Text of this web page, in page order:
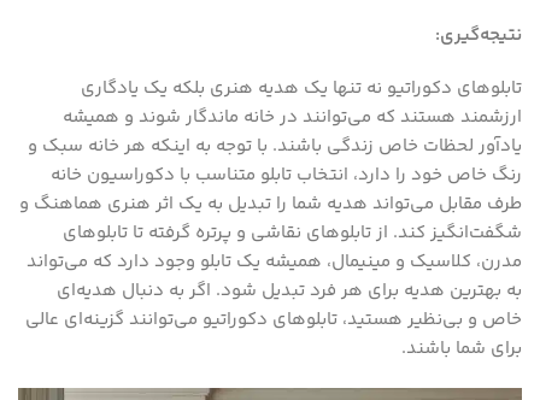
نتیجه‌گیری:
تابلوهای دکوراتیو نه تنها یک هدیه هنری بلکه یک یادگاری
ارزشمند هستند که می‌توانند در خانه ماندگار شوند و همیشه
یادآور لحظات خاص زندگی باشند. با توجه به اینکه هر خانه سبک و
رنگ خاص خود را دارد، انتخاب تابلو متناسب با دکوراسیون خانه
طرف مقابل می‌تواند هدیه شما را تبدیل به یک اثر هنری هماهنگ و
شگفت‌انگیز کند. از تابلوهای نقاشی و پرتره گرفته تا تابلوهای
مدرن، کلاسیک و مینیمال، همیشه یک تابلو وجود دارد که می‌تواند
به بهترین هدیه برای هر فرد تبدیل شود. اگر به دنبال هدیه‌ای
خاص و بی‌نظیر هستید، تابلوهای دکوراتیو می‌توانند گزینه‌ای عالی
برای شما باشند.